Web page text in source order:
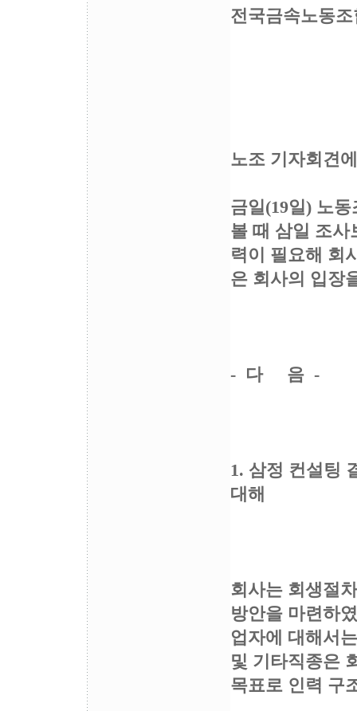
전국금속노동
노조 기자회견
금일(19일) 노
볼 때 삼일 조사
력이 필요해 회
은 회사의 입장
- 다 음 -
1. 삼정 컨설팅
대해
회사는 회생절
방안을 마련하
업자에 대해서
및 기타직종은
목표로 인력 구